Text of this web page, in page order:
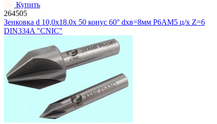
Купить
264505
Зенковка d 10,0х18.0х 50 конус 60° dхв=8мм Р6АМ5 ц/х Z=6
DIN334A "CNIC"